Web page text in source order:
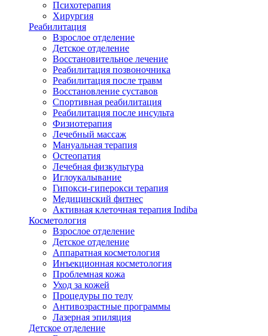
Психотерапия
Хирургия
Реабилитация
Взрослое отделение
Детское отделение
Восстановительное лечение
Реабилитация позвоночника
Реабилитация после травм
Восстановление суставов
Спортивная реабилитация
Реабилитация после инсульта
Физиотерапия
Лечебный массаж
Мануальная терапия
Остеопатия
Лечебная физкультура
Иглоукалывание
Гипокси-гиперокси терапия
Медицинский фитнес
Активная клеточная терапия Indiba
Косметология
Взрослое отделение
Детское отделение
Аппаратная косметология
Инъекционная косметология
Проблемная кожа
Уход за кожей
Процедуры по телу
Антивозрастные программы
Лазерная эпиляция
Детское отделение